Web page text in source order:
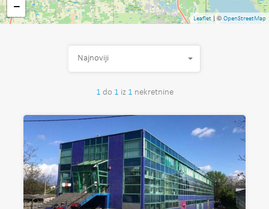
−
Leaflet | ©OpenStreetMap
1 do 1 iz 1 nekretnine
Najnoviji